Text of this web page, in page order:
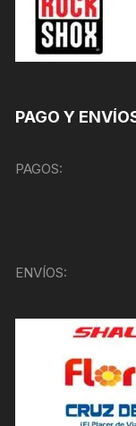
PAGO Y
PAGOS:
ENVÍOS: